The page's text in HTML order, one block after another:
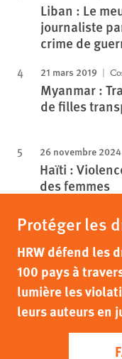
Liban : Le
journaliste
crime de
21 mars 2019
Myanmar :
de filles
26 novembre 2024
Haïti :
des femmes
Protéger les
HRW défend les
100 pays à
lumière les
leurs auteurs en